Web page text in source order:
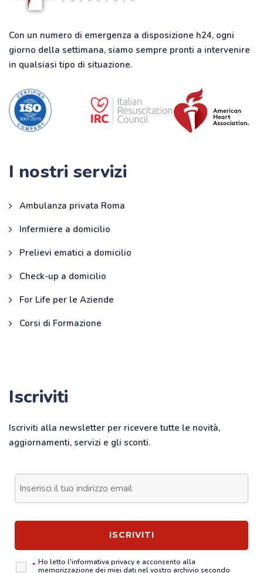
Con un numero di emergenza a disposizione h24, ogni
giorno della settimana, siamo sempre pronti a intervenire
in qualsiasi tipo di situazione.
I nostri servizi
Ambulanza privata Roma
Infermiere a domicilio
Prelievi ematici a domicilio
Check-up a domicilio
For Life per le Aziende
Corsi di Formazione
Iscriviti
Iscriviti alla newsletter per ricevere tutte le novità,
aggiornamenti, servizi e gli sconti.
* Ho letto l'informativa privacye acconsento alla
memorizzazione dei miei dati nel vostro archivio secondo